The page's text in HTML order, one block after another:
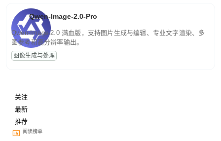
Qwen-Image-2.0-Pro
Qwen-Image-2.0 满血版，支持图片生成与编辑、专业文字渲染、多
图参考和高分辨率输出。
图像生成与处理
关注
最新
推荐
阅读榜单